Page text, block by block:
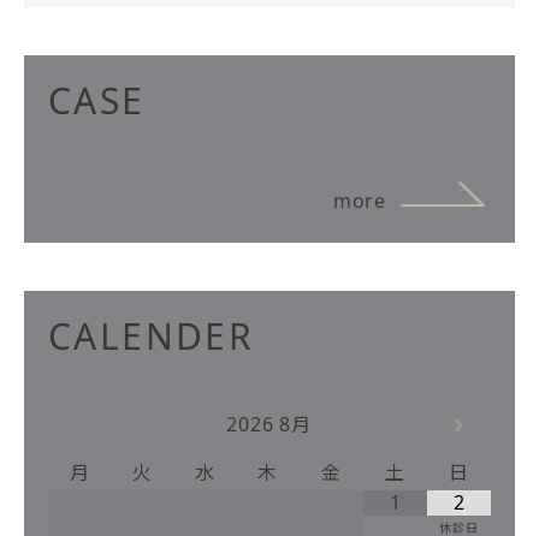
CASE
more
CALENDER
2026 8月
月
火 水 木 金 土
日
1
2
休診日